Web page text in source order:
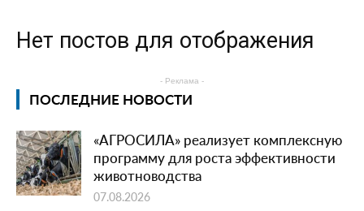
Нет постов для отображения
- Реклама -
ПОСЛЕДНИЕ НОВОСТИ
«АГРОСИЛА» реализует комплексную
программу для роста эффективности
животноводства
07.08.2026